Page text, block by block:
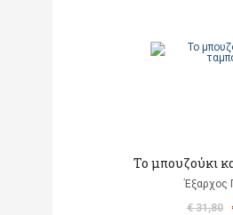
Το μπουζούκι
Έξαρχος
€ 31,80